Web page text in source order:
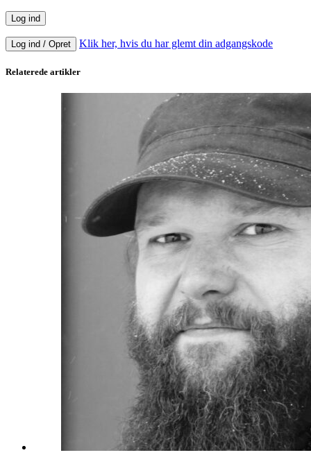
Log ind / Opret Klik her, hvis du har glemt din adgangskode
Relaterede artikler